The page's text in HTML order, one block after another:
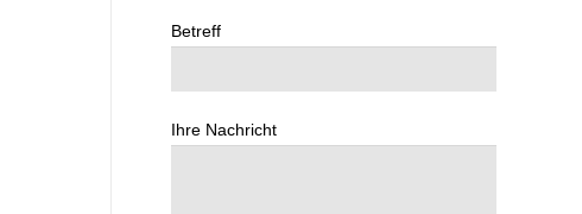
Betreff
Ihre Nachricht